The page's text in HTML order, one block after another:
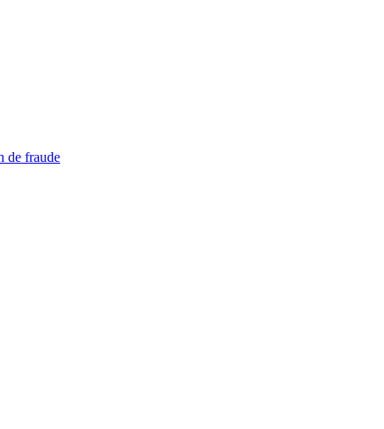
de fraude